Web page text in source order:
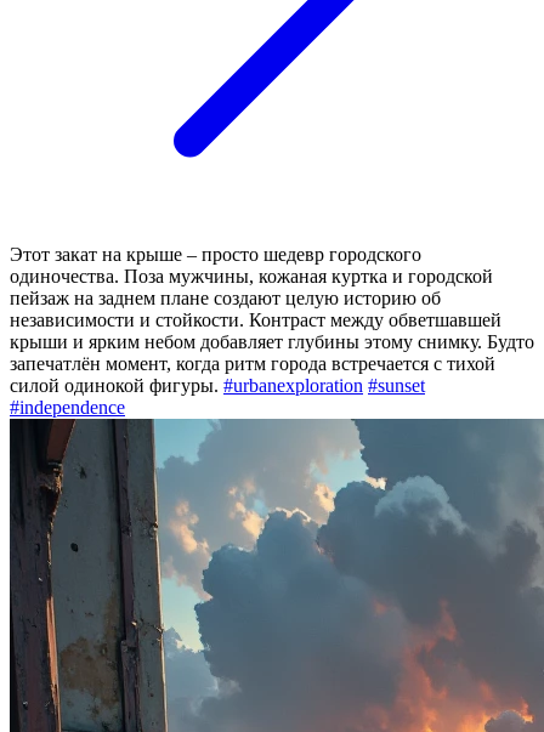
Этот закат на крыше – просто шедевр городского
одиночества. Поза мужчины, кожаная куртка и городской
пейзаж на заднем плане создают целую историю об
независимости и стойкости. Контраст между обветшавшей
крыши и ярким небом добавляет глубины этому снимку. Будто
запечатлён момент, когда ритм города встречается с тихой
силой одинокой фигуры. #urbanexploration #sunset
#independence